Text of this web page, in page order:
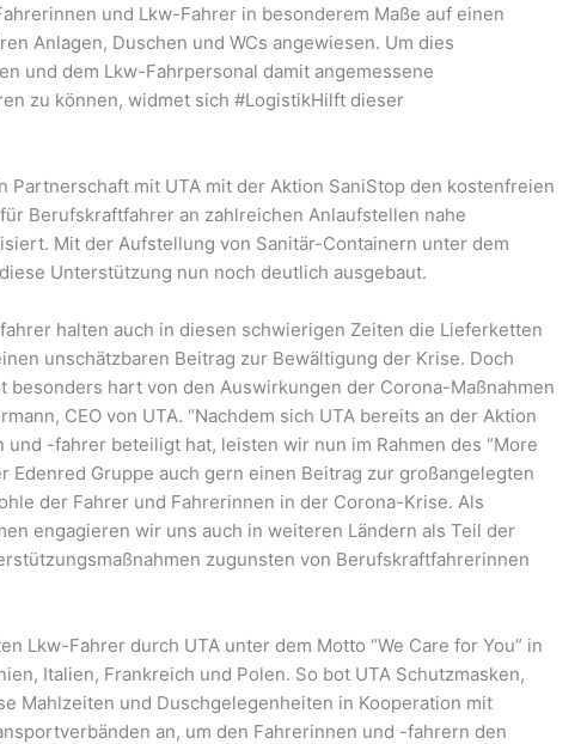
und Lkw-Fahrer in besonderem Maße auf einen
Anlagen, Duschen und WCs angewiesen. Um dies
und dem Lkw-Fahrpersonal damit angemessene
zu können, widmet sich #LogistikHilft dieser
Partnerschaft mit UTA mit der Aktion SaniStop den kostenfreien
Berufskraftfahrer an zahlreichen Anlaufstellen nahe
Mit der Aufstellung von Sanitär-Containern unter dem
Unterstützung nun noch deutlich ausgebaut.
halten auch in diesen schwierigen Zeiten die Lieferketten
unschätzbaren Beitrag zur Bewältigung der Krise. Doch
besonders hart von den Auswirkungen der Corona-Maßnahmen
CEO von UTA. “Nachdem sich UTA bereits an der Aktion
-fahrer beteiligt hat, leisten wir nun im Rahmen des “More
Edenred Gruppe auch gern einen Beitrag zur großangelegten
der Fahrer und Fahrerinnen in der Corona-Krise. Als
engagieren wir uns auch in weiteren Ländern als Teil der
zugunsten von Berufskraftfahrerinnen
Lkw-Fahrer durch UTA unter dem Motto “We Care for You” in
Italien, Frankreich und Polen. So bot UTA Schutzmasken,
Mahlzeiten und Duschgelegenheiten in Kooperation mit
an, um den Fahrerinnen und -fahrern den